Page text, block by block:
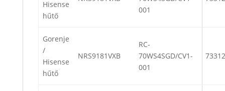
Hisense
hűtő
001
Gorenje
/
Hisense
hűtő
NRS9181VXB
RC-
70WS4SGD/CV1-
001